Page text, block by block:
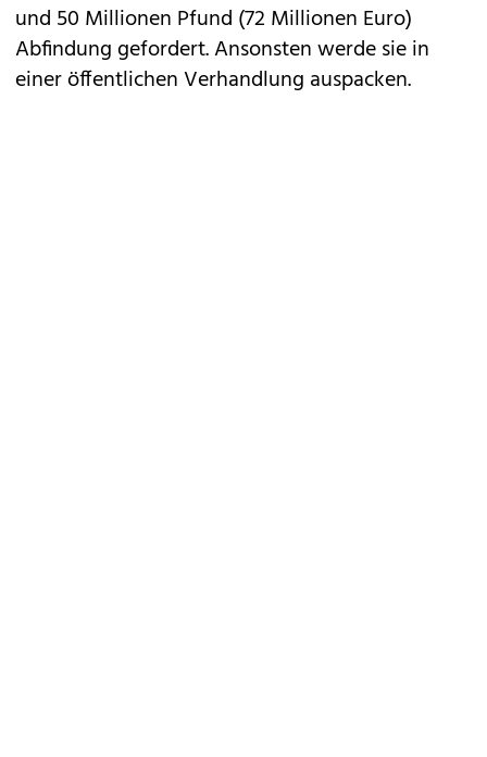
und 50 Millionen Pfund (72 Millionen Euro)
Abfindung gefordert. Ansonsten werde sie in
einer öffentlichen Verhandlung auspacken.